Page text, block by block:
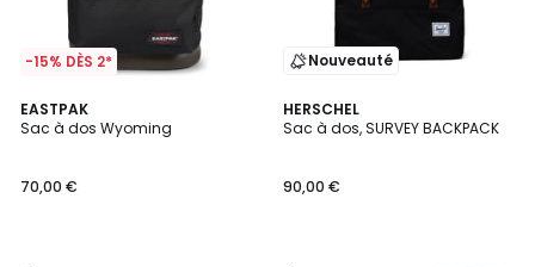
-15% DÈS 2*
EASTPAK
Sac à dos Wyoming
70,00 €
4,8
/ 5
Nouveauté
HERSCHEL
Sac à dos, SURVEY BACKPACK
90,00 €
4,3
/ 5
2
Couleurs